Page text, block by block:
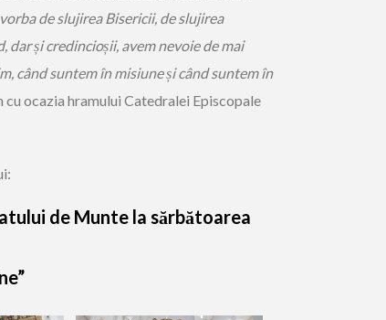
de slujirea Bisericii, de slujirea
și credincioșii, avem nevoie de mai
când suntem în misiune și când suntem în
cu ocazia hramului Catedralei Episcopale
de Munte la sărbătoarea